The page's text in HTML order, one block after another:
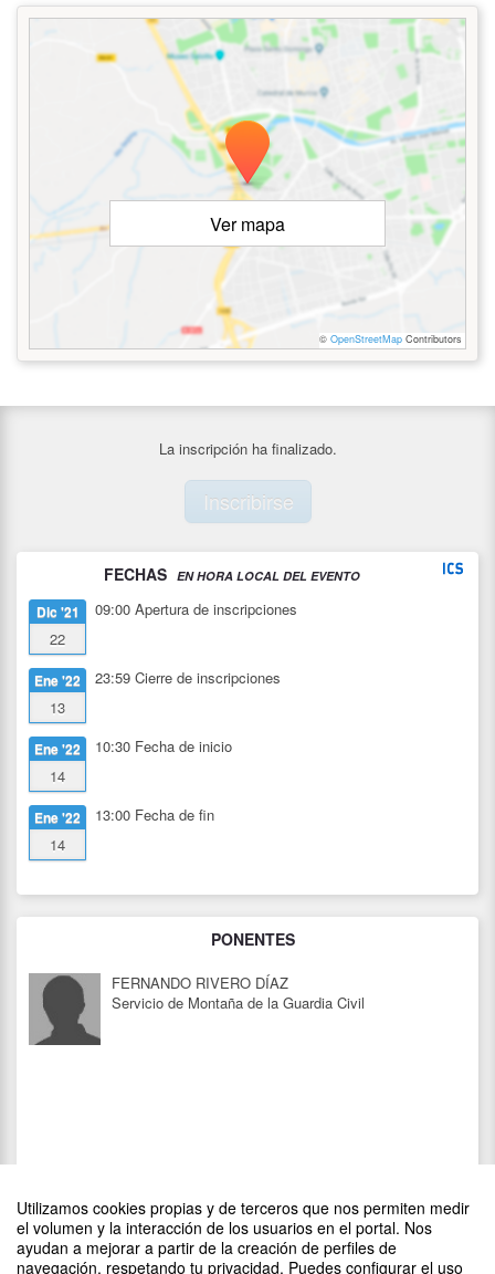
Utilizamos cookies propias y de terceros que nos permiten medir
el volumen y la interacción de los usuarios en el portal. Nos
ayudan a mejorar a partir de la creación de perfiles de
navegación, respetando tu privacidad. Puedes configurar el uso
Ver mapa
© OpenStreetMap Contributors
La inscripción ha finalizado.
Inscribirse
FECHAS EN HORA LOCAL DEL EVENTO
Dic '21
22
09:00 Apertura de inscripciones
Ene '22
13
23:59 Cierre de inscripciones
Ene '22
14
10:30 Fecha de inicio
Ene '22
14
13:00 Fecha de fin
PONENTES
FERNANDO RIVERO DÍAZ
Servicio de Montaña de la Guardia Civil